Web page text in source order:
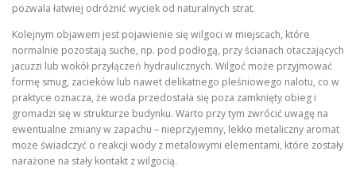
pozwala łatwiej odróżnić wyciek od naturalnych strat.
Kolejnym objawem jest pojawienie się wilgoci w miejscach, które
normalnie pozostają suche, np. pod podłogą, przy ścianach otaczających
jacuzzi lub wokół przyłączeń hydraulicznych. Wilgoć może przyjmować
formę smug, zacieków lub nawet delikatnego pleśniowego nalotu, co w
praktyce oznacza, że woda przedostała się poza zamknięty obieg i
gromadzi się w strukturze budynku. Warto przy tym zwrócić uwagę na
ewentualne zmiany w zapachu – nieprzyjemny, lekko metaliczny aromat
może świadczyć o reakcji wody z metalowymi elementami, które zostały
narażone na stały kontakt z wilgocią.